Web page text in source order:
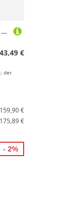
Tecnifibre Carboflex X-top V2 125 Squash Racket Silber
€
der
159,90 €
175,89 €
- 2%